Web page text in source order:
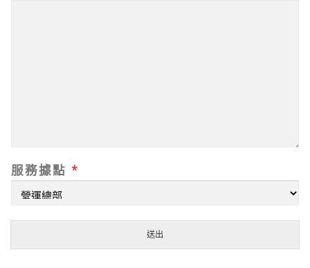
聯
繫
電
服
據
服務據點 *
送出